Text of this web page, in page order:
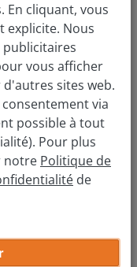
voussur le site
par un expert qui
de vous durant tout
et vous n’avez
Si
En cliquant, vous
explicite. Nous
publicitaires
vous afficher
sites web.
via
possible à tout
Pour plus
notre Politique de
de